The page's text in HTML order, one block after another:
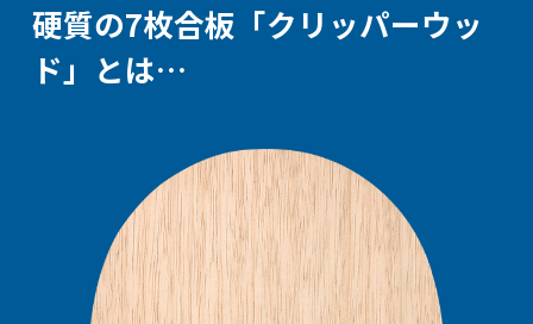
硬質の7枚合板「クリッパーウッ
ド」とは…